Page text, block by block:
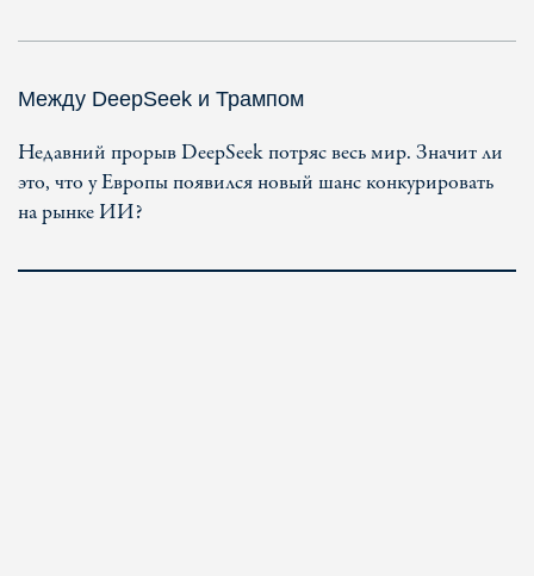
Между DeepSeek и Трампом
Недавний прорыв DeepSeek потряс весь мир. Значит ли
это, что у Европы появился новый шанс конкурировать
на рынке ИИ?